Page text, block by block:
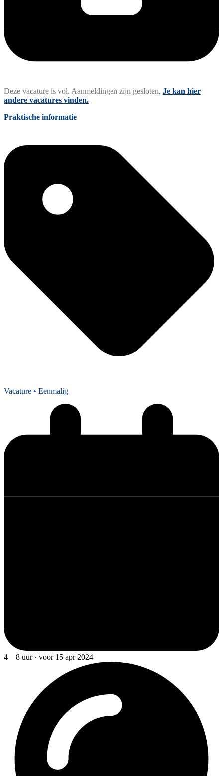
Deze vacature is vol. Aanmeldingen zijn gesloten. Je kan hier
andere vacatures vinden.
Praktische informatie
Vacature • Eenmalig
4—8 uur · voor 15 apr 2024